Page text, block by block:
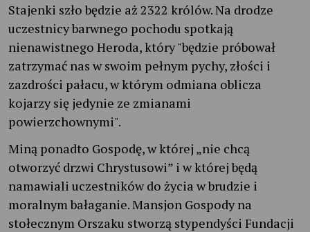
Stajenki szło będzie aż 2322 królów. Na drodze
uczestnicy barwnego pochodu spotkają
nienawistnego Heroda, który "będzie próbował
zatrzymać nas w swoim pełnym pychy, złości i
zazdrości pałacu, w którym odmiana oblicza
kojarzy się jedynie ze zmianami
powierzchownymi".
Miną ponadto Gospodę, w której „nie chcą
otworzyć drzwi Chrystusowi” i w której będą
namawiali uczestników do życia w brudzie i
moralnym bałaganie. Mansjon Gospody na
stołecznym Orszaku stworzą stypendyści Fundacji